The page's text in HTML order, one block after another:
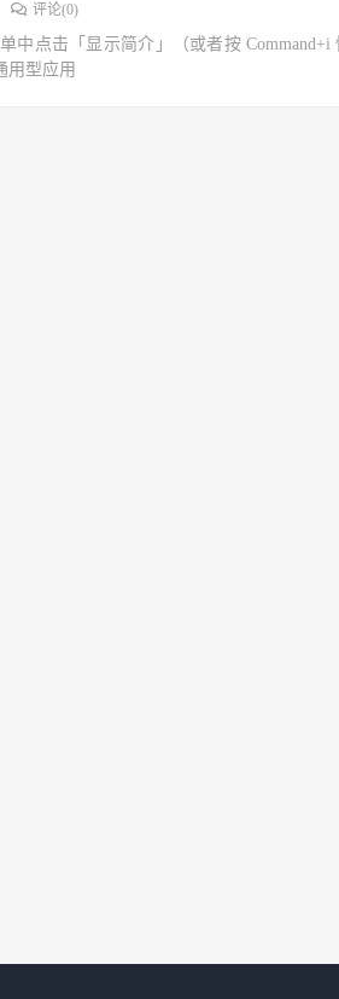
评论(0)
中点击「显示简介」（或者按
用型应用